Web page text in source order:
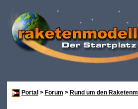
Portal > Forum > Rund um den